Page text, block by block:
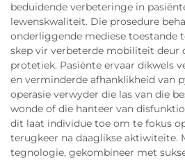
beduidende verbeteringe in
lewenskwaliteit. Die prosedure
onderliggende mediese toestande
skep vir verbeterde mobiliteit deur
protetiek. Pasïënte ervaar dikwels
en verminderde afhanklikheid van
operasie verwyder die las van die
wonde of die hanteer van
dit laat individue toe om te fokus
terugkeer na daaglikse aktiwiteite.
tegnologie, gekombineer met